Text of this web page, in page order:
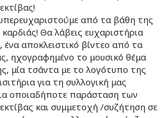
από τα βάθη της
Θα λάβεις ευχαριστήρια
αποκλειστικό βίντεο από τα
ηχογραφημένο το μουσικό θέμα
μία τσάντα με το λογότυπο της
για τη συλλογική μας
οποιαδήποτε παράσταση των
και συμμετοχή /συζήτηση σε